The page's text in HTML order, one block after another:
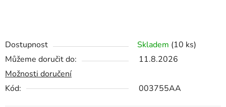
Dostupnost Skladem (10 ks)
Můžeme doručit do:
11.8.2026
Možnosti doručení
Kód:
003755AA